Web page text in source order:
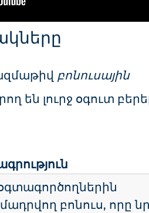
բոնուսային
են լուրջ օգուտ
բոնուս, որը